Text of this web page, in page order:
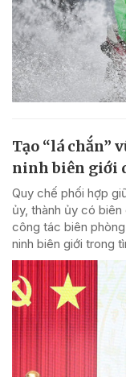
Tạo “lá chắn”
ninh biên giới
Quy chế phối hợp
ủy, thành ủy có biên
công tác biên
ninh biên giới trong